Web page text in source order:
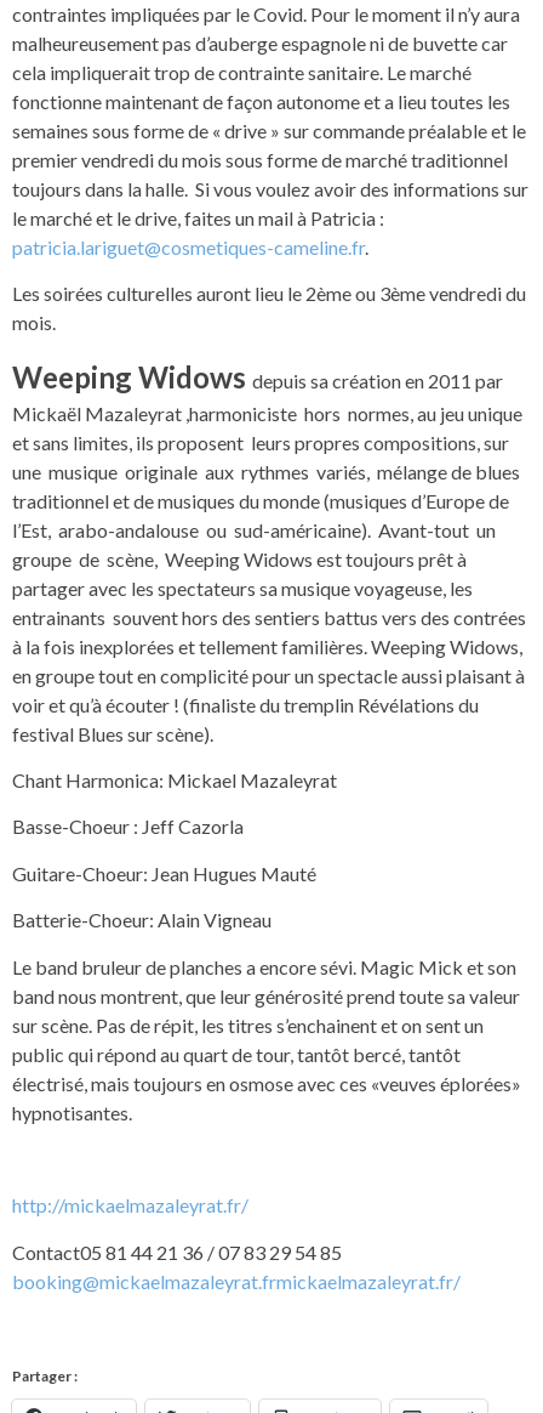
contraintes impliquées par le Covid. Pour le moment il n’y aura
malheureusement pas d’auberge espagnole ni de buvette car
cela impliquerait trop de contrainte sanitaire. Le marché
fonctionne maintenant de façon autonome et a lieu toutes les
semaines sous forme de « drive » sur commande préalable et le
premier vendredi du mois sous forme de marché traditionnel
toujours dans la halle. Si vous voulez avoir des informations sur
le marché et le drive, faites un mail à Patricia :
patricia.lariguet@cosmetiques-cameline.fr.
Les soirées culturelles auront lieu le 2ème ou 3ème vendredi du
mois.
Weeping Widows depuis sa création en 2011 par
Mickaël Mazaleyrat ,harmoniciste hors normes, au jeu unique
et sans limites, ils proposent leurs propres compositions, sur
une musique originale aux rythmes variés, mélange de blues
traditionnel et de musiques du monde (musiques d’Europe de
l’Est, arabo-andalouse ou sud-américaine). Avant-tout un
groupe de scène, Weeping Widows est toujours prêt à
partager avec les spectateurs sa musique voyageuse, les
entrainants souvent hors des sentiers battus vers des contrées
à la fois inexplorées et tellement familières. Weeping Widows,
en groupe tout en complicité pour un spectacle aussi plaisant à
voir et qu’à écouter ! (finaliste du tremplin Révélations du
festival Blues sur scène).
Chant Harmonica: Mickael Mazaleyrat
Basse-Choeur : Jeff Cazorla
Guitare-Choeur: Jean Hugues Mauté
Batterie-Choeur: Alain Vigneau
Le band bruleur de planches a encore sévi. Magic Mick et son
band nous montrent, que leur générosité prend toute sa valeur
sur scène. Pas de répit, les titres s’enchainent et on sent un
public qui répond au quart de tour, tantôt bercé, tantôt
électrisé, mais toujours en osmose avec ces «veuves éplorées»
hypnotisantes.
http://mickaelmazaleyrat.fr/
Contact05 81 44 21 36 / 07 83 29 54 85
booking@mickaelmazaleyrat.frmickaelmazaleyrat.fr/
Partager :